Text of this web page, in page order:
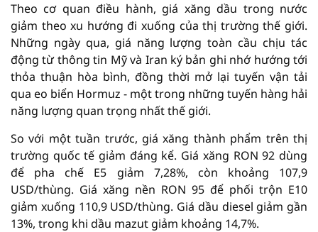
Theo cơ quan điều hành, giá xăng dầu trong nước
giảm theo xu hướng đi xuống của thị trường thế giới.
Những ngày qua, giá năng lượng toàn cầu chịu tác
động từ thông tin Mỹ và Iran ký bản ghi nhớ hướng tới
thỏa thuận hòa bình, đồng thời mở lại tuyến vận tải
qua eo biển Hormuz - một trong những tuyến hàng hải
năng lượng quan trọng nhất thế giới.
So với một tuần trước, giá xăng thành phẩm trên thị
trường quốc tế giảm đáng kể. Giá xăng RON 92 dùng
để pha chế E5 giảm 7,28%, còn khoảng 107,9
USD/thùng. Giá xăng nền RON 95 để phối trộn E10
giảm xuống 110,9 USD/thùng. Giá dầu diesel giảm gần
13%, trong khi dầu mazut giảm khoảng 14,7%.